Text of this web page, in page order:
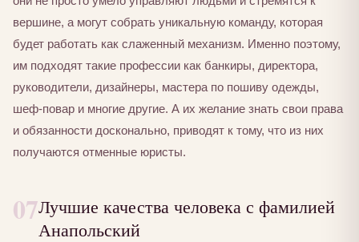
вершине, а могут собрать уникальную команду, которая
будет работать как слаженный механизм. Именно поэтому,
им подходят такие профессии как банкиры, директора,
руководители, дизайнеры, мастера по пошиву одежды,
шеф-повар и многие другие. А их желание знать свои права
и обязанности досконально, приводят к тому, что из них
получаются отменные юристы.
07Лучшие качества человека с фамилией
Анапольский